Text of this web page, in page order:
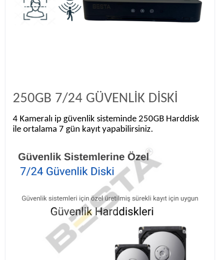
250GB 7/24 GÜVENLİK DİSKİ
4 Kameralı ip güvenlik sisteminde 250GB Harddisk
ile ortalama 7 gün kayıt yapabilirsiniz.